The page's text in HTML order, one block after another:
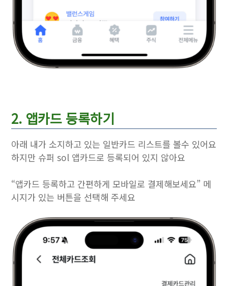
2. 앱카드 등록하기
아래 내가 소지하고 있는 일반카드 리스트를 볼수 있어요
하지만 슈퍼 sol 앱카드로 등록되어 있지 않아요
“앱카드 등록하고 간편하게 모바일로 결제해보세요” 메
시지가 있는 버튼을 선택해 주세요